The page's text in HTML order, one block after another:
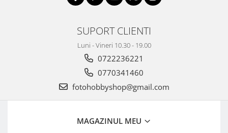
SUPORT CLIENTI
Luni - Vineri 10.30 - 19.00
0722236221
0770341460
fotohobbyshop@gmail.com
MAGAZINUL MEU